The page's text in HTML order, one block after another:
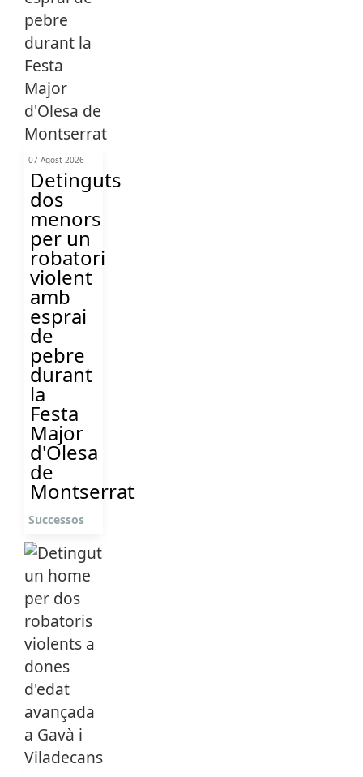
07 Agost 2026
Detinguts
dos
menors
per un
robatori
violent
amb
esprai
de
pebre
durant
la
Festa
Major
d'Olesa
de
Montserrat
Successos